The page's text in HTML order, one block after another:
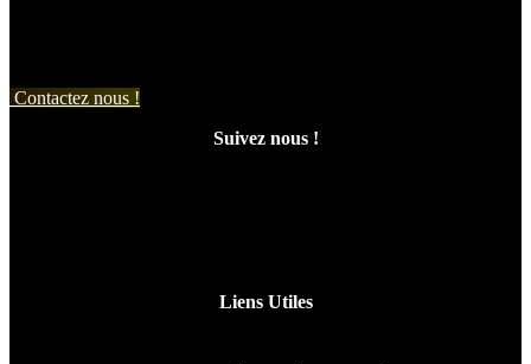
Contactez nous !
Suivez nous !
Liens Utiles